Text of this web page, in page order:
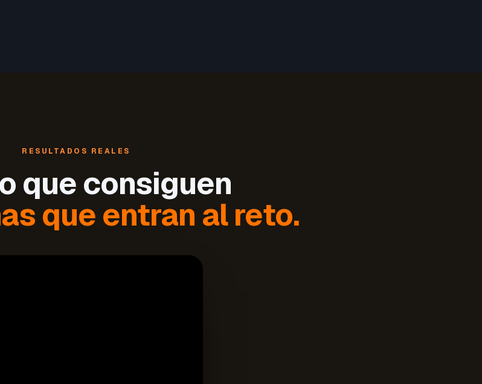
RESULTADOS REALES
que consiguen
que entran al reto.